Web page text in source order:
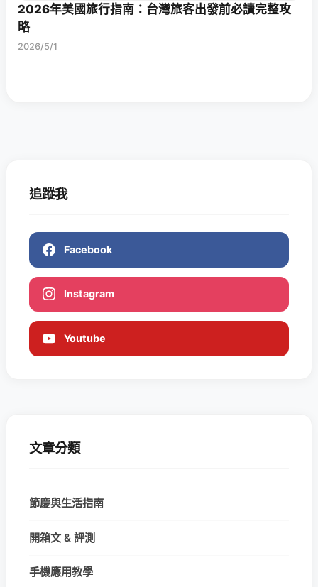
2026年美國旅行指南：台灣旅客出發前必讀完整攻
略
2026/5/1
追蹤我
Facebook
Instagram
Youtube
文章分類
節慶與生活指南
開箱文 & 評測
手機應用教學